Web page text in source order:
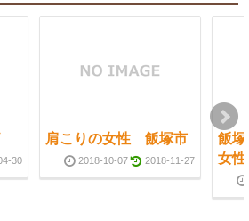
30
肩こりの女性 飯塚市
2018-10-07 2018-11-27
飯
女性